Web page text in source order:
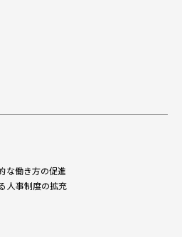
な働き方の促進
人事制度の拡充